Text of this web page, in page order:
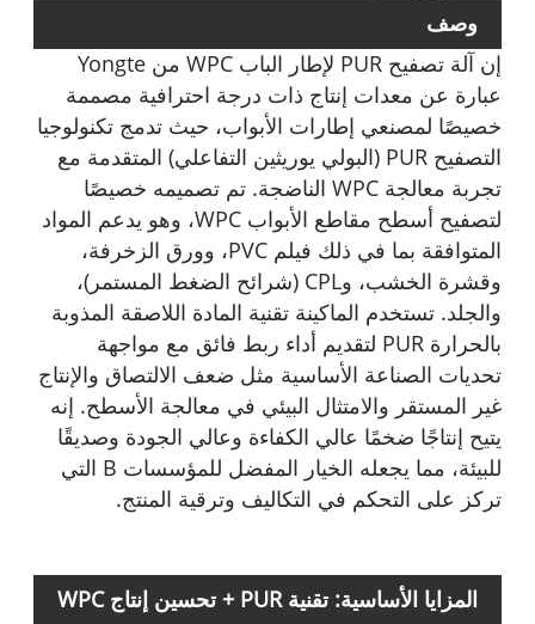
وصف
إن آلة تصفيح PUR لإطار الباب WPC من Yongte
عبارة عن معدات إنتاج ذات درجة احترافية مصممة
خصيصًا لمصنعي إطارات الأبواب، حيث تدمج تكنولوجيا
التصفيح PUR (البولي يوريثين التفاعلي) المتقدمة مع
تجربة معالجة WPC الناضجة. تم تصميمه خصيصًا
لتصفيح أسطح مقاطع الأبواب WPC، وهو يدعم المواد
المتوافقة بما في ذلك فيلم PVC، وورق الزخرفة،
وقشرة الخشب، وCPL (شرائح الضغط المستمر)،
والجلد. تستخدم الماكينة تقنية المادة اللاصقة المذوبة
بالحرارة PUR لتقديم أداء ربط فائق مع مواجهة
تحديات الصناعة الأساسية مثل ضعف الالتصاق والإنتاج
غير المستقر والامتثال البيئي في معالجة الأسطح. إنه
يتيح إنتاجًا ضخمًا عالي الكفاءة وعالي الجودة وصديقًا
للبيئة، مما يجعله الخيار المفضل للمؤسسات B التي
تركز على التحكم في التكاليف وترقية المنتج.
المزايا الأساسية: تقنية PUR + تحسين إنتاج WPC